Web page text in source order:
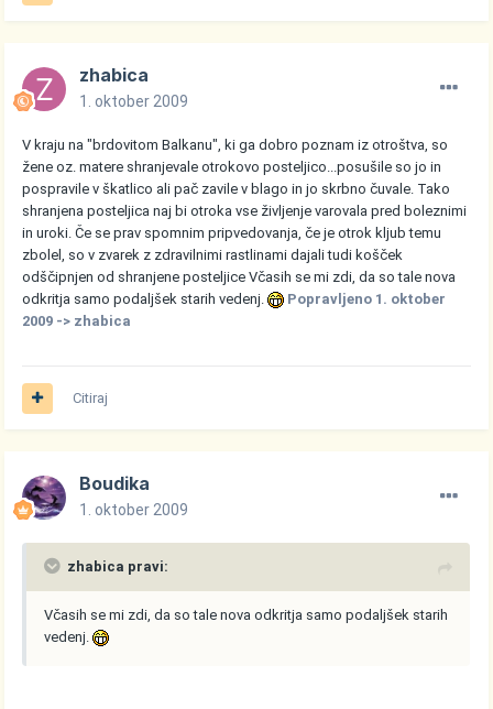
zhabica
1. oktober 2009
V kraju na "brdovitom Balkanu", ki ga dobro poznam iz otroštva, so
žene oz. matere shranjevale otrokovo posteljico...posušile so jo in
pospravile v škatlico ali pač zavile v blago in jo skrbno čuvale. Tako
shranjena posteljica naj bi otroka vse življenje varovala pred boleznimi
in uroki. Če se prav spomnim pripvedovanja, če je otrok kljub temu
zbolel, so v zvarek z zdravilnimi rastlinami dajali tudi košček
odščipnjen od shranjene posteljice Včasih se mi zdi, da so tale nova
odkritja samo podaljšek starih vedenj.
Popravljeno 1. oktober
2009 -> zhabica
Citiraj
Boudika
1. oktober 2009
zhabica pravi:
Včasih se mi zdi, da so tale nova odkritja samo podaljšek starih
vedenj.